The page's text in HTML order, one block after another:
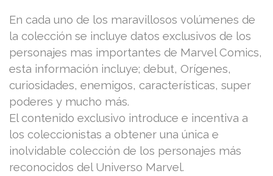
En cada uno de los maravillosos volúmenes de
la colección se incluye datos exclusivos de los
personajes mas importantes de Marvel Comics,
esta información incluye; debut, Orígenes,
curiosidades, enemigos, características, super
poderes y mucho más.
El contenido exclusivo introduce e incentiva a
los coleccionistas a obtener una única e
inolvidable colección de los personajes más
reconocidos del Universo Marvel.